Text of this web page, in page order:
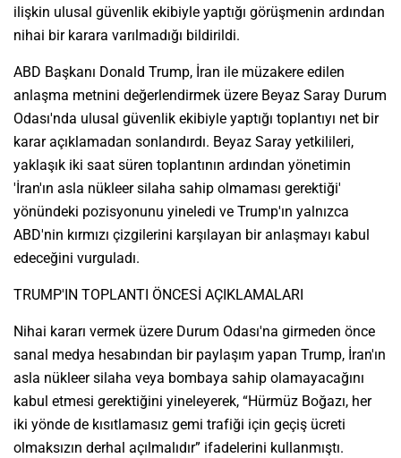
ilişkin ulusal güvenlik ekibiyle yaptığı görüşmenin ardından
nihai bir karara varılmadığı bildirildi.
ABD Başkanı Donald Trump, İran ile müzakere edilen
anlaşma metnini değerlendirmek üzere Beyaz Saray Durum
Odası'nda ulusal güvenlik ekibiyle yaptığı toplantıyı net bir
karar açıklamadan sonlandırdı. Beyaz Saray yetkilileri,
yaklaşık iki saat süren toplantının ardından yönetimin
'İran'ın asla nükleer silaha sahip olmaması gerektiği'
yönündeki pozisyonunu yineledi ve Trump'ın yalnızca
ABD'nin kırmızı çizgilerini karşılayan bir anlaşmayı kabul
edeceğini vurguladı.
TRUMP'IN TOPLANTI ÖNCESİ AÇIKLAMALARI
Nihai kararı vermek üzere Durum Odası'na girmeden önce
sanal medya hesabından bir paylaşım yapan Trump, İran'ın
asla nükleer silaha veya bombaya sahip olamayacağını
kabul etmesi gerektiğini yineleyerek, “Hürmüz Boğazı, her
iki yönde de kısıtlamasız gemi trafiği için geçiş ücreti
olmaksızın derhal açılmalıdır” ifadelerini kullanmıştı.